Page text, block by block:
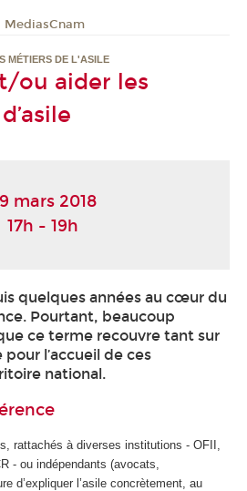
MediasCnam
MÉTIERS DE L'ASILE
ou aider les
mars 2018
17h - 19h
quelques années au cœur du
Pourtant, beaucoup
ce terme recouvre tant sur
l’accueil de ces
national.
rattachés à diverses institutions - OFII,
- ou indépendants (avocats,
d’expliquer l’asile concrètement, au